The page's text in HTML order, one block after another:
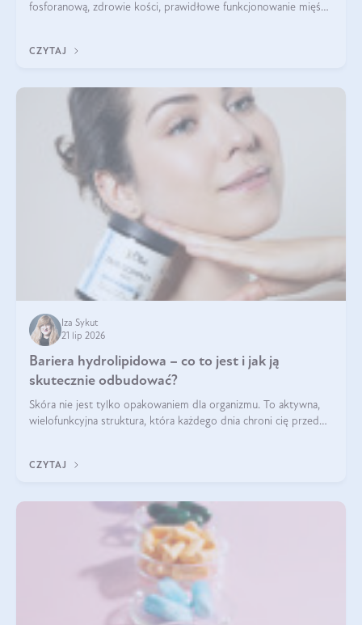
fosforanową, zdrowie kości, prawidłowe funkcjonowanie mięśni
problemem.
CZYTAJ
Iza Sykut
21 lip 2026
Bariera hydrolipidowa – co to jest i jak ją
skutecznie odbudować?
Skóra nie jest tylko opakowaniem dla organizmu. To aktywna,
wielofunkcyjna struktura, która każdego dnia chroni cię przed
bariera hydrolipidowa.
CZYTAJ